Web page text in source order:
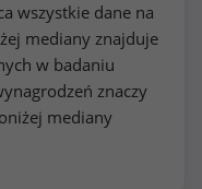
wszystkie dane na
mediany znajduje
w badaniu
znaczy
mediany